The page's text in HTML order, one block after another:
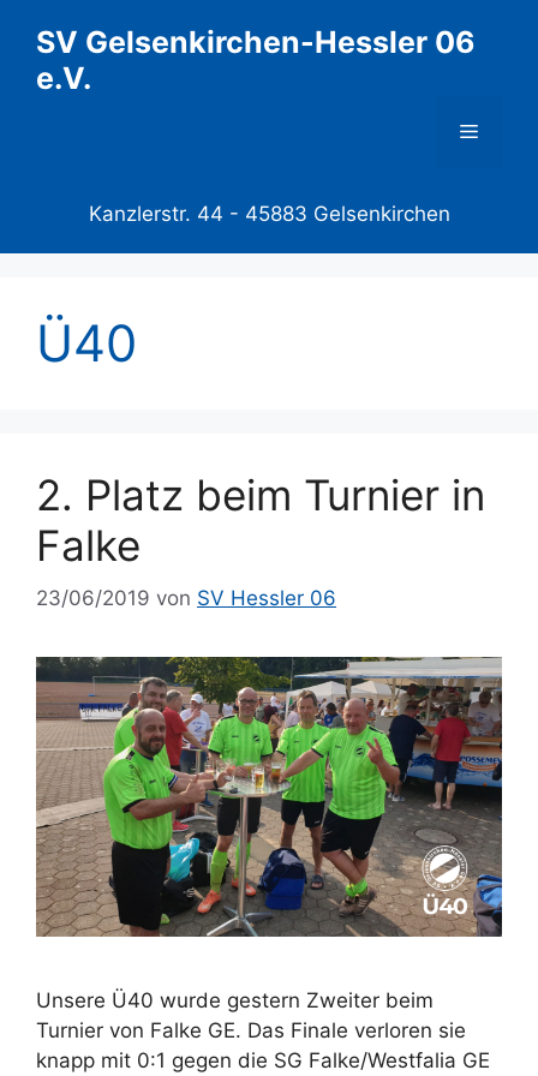
Inhalt
springen
SV Gelsenkirchen-Hessler 06
e.V.
Menü
Kanzlerstr. 44 - 45883 Gelsenkirchen
Ü40
2. Platz beim Turnier in
Falke
23/06/2019 von SV Hessler 06
Unsere Ü40 wurde gestern Zweiter beim
Turnier von Falke GE. Das Finale verloren sie
knapp mit 0:1 gegen die SG Falke/Westfalia GE